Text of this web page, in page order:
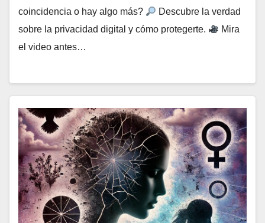
coincidencia o hay algo más?
Descubre la verdad
sobre la privacidad digital y cómo protegerte.
Mira
el video antes…